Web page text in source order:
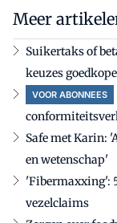
Meer
Suikertaks of
keuzes
VOOR ABONNEES
Safe met Karin:
en wetenschap'
'Fibermaxxing':
vezelclaims